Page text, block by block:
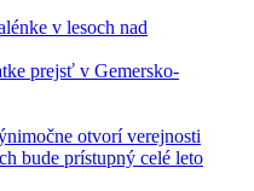
v lesoch nad
prejsť v Gemersko-
otvorí verejnosti
bude prístupný celé leto